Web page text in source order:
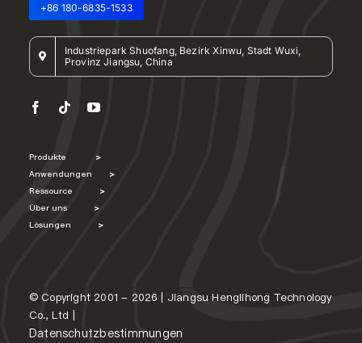
+86 180-6835-1533
Industriepark Shuofang, Bezirk Xinwu, Stadt Wuxi,
Provinz Jiangsu, China
Produkte >
Anwendungen >
Ressource >
Über uns >
Lösungen >
© Copyright 2001 - 2026 | Jiangsu Henglihong Technology
Co., Ltd |
Datenschutzbestimmungen